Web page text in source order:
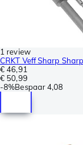
1 review
CRKT Veff Sharp
€ 46,91
€ 50,99
-8%Bespaar4,08